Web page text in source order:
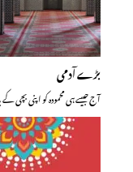
بڑے آدمی
آج جیسے ہی محمودہ کو اپنی بچی